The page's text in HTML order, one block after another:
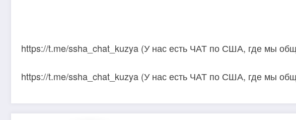
https://t.me/ssha_chat_kuzya (У нас есть ЧАТ по США, где мы
https://t.me/ssha_chat_kuzya (У нас есть ЧАТ по США, где мы